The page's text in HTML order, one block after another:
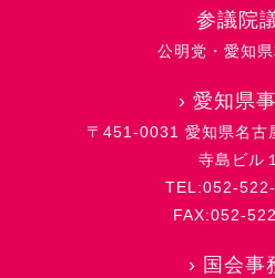
参議院
公明党・愛知
› 愛知県
〒451-0031 愛知県名古
寺島ビル
TEL:052-
FAX:052-
› 国会事